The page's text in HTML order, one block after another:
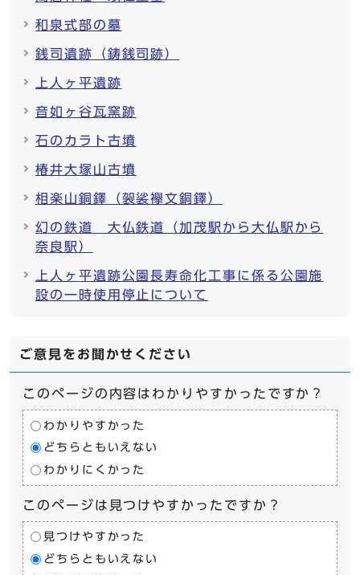
和泉式部の墓
銭司遺跡（鋳銭司跡）
上人ヶ平遺跡
音如ヶ谷瓦窯跡
石のカラト古墳
椿井大塚山古墳
相楽山銅鐸（袈裟襷文銅鐸）
幻の鉄道 大仏鉄道（加茂駅から大仏駅から
奈良駅）
上人ヶ平遺跡公園長寿命化工事に係る公園施
設の一時使用停止について
ご意見をお聞かせください
このページの内容はわかりやすかったですか？
わかりやすかった
どちらともいえない
わかりにくかった
このページは見つけやすかったですか？
見つけやすかった
どちらともいえない